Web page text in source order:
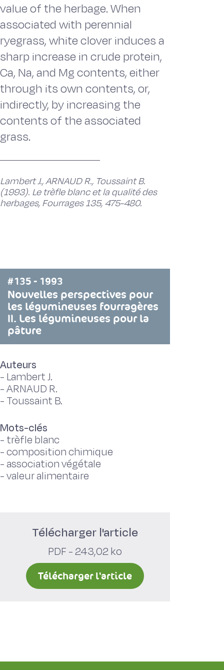
value of the herbage. When
associated with perennial
ryegrass, white clover induces a
sharp increase in crude protein,
Ca, Na, and Mg contents, either
through its own contents, or,
indirectly, by increasing the
contents of the associated
grass.
Lambert J., ARNAUD R., Toussaint B.
(1993). Le trèfle blanc et la qualité des
herbages, Fourrages 135, 475-480.
#135 - 1993
Nouvelles perspectives pour
les légumineuses fourragères
II. Les légumineuses pour la
pâture
Auteurs
- Lambert J.
-ARNAUD R.
- Toussaint B.
Mots-clés
- trèfle blanc
-composition chimique
- association végétale
-valeur alimentaire
Télécharger l'article
PDF - 243,02 ko
Télécharger l'article